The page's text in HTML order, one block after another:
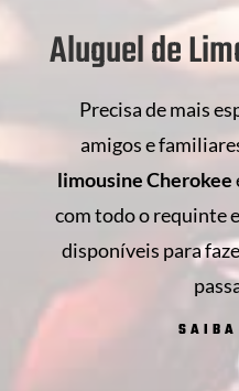
Aluguel de
Precisa de mais
amigos e
limousine Cherokee
com todo o requinte
disponíveis para